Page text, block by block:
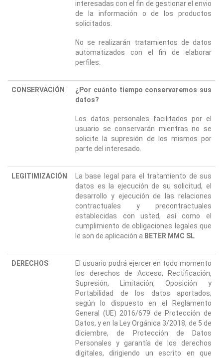
interesadas con el fin de gestionar el envio
de la información o de los productos
solicitados.
No se realizarán tratamientos de datos
automatizados con el fin de elaborar
perfiles.
CONSERVACIÓN
¿Por cuánto tiempo conservaremos sus
datos?
Los datos personales facilitados por el
usuario se conservarán mientras no se
solicite la supresión de los mismos por
parte del interesado.
LEGITIMIZACIÓN
La base legal para el tratamiento de sus
datos es la ejecución de su solicitud, el
desarrollo y ejecución de las relaciones
contractuales y precontractuales
establecidas con usted, así como el
cumplimiento de obligaciones legales que
le son de aplicación a BETER MMC SL
DERECHOS
El usuario podrá ejercer en todo momento
los derechos de Acceso, Rectificación,
Supresión, Limitación, Oposición y
Portabilidad de los datos aportados,
según lo dispuesto en el Reglamento
General (UE) 2016/679 de Protección de
Datos, y en la Ley Orgánica 3/2018, de 5 de
diciembre, de Protección de Datos
Personales y garantía de los derechos
digitales, dirigiendo un escrito en que